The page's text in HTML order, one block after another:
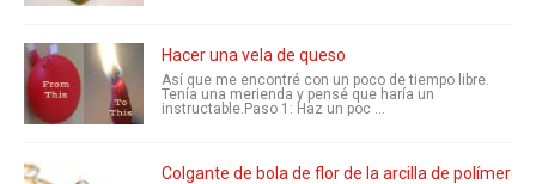
Hacer una vela de queso
Así que me encontré con un poco de tiempo libre.
Tenía una merienda y pensé que haría un
instructable.Paso 1: Haz un poc ...
Colgante de bola de flor de la arcilla de polímero